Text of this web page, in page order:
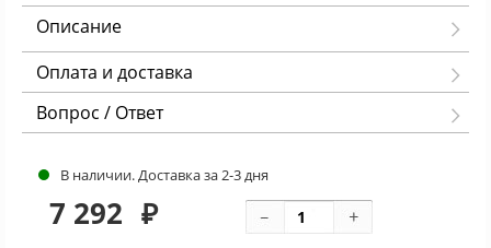
Описание
Оплата и доставка
Вопрос / Ответ
В наличии. Доставка за 2-3 дня
7 292 ₽